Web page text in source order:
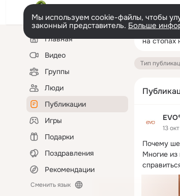
Мы используем cookie-файлы, чтобы
законный представитель. Больше
Левая
колонкаГлавная
Видео
Группы
Люди
Публикации
Игры
Подарки
Поздравления
Рекомендации
Сменить язык
Тип
13
Почему
Многие